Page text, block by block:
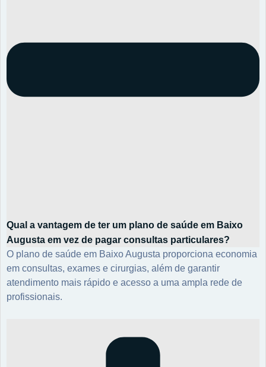
Qual a vantagem de ter um plano de saúde em Baixo
Augusta em vez de pagar consultas particulares?
O plano de saúde em Baixo Augusta proporciona economia
em consultas, exames e cirurgias, além de garantir
atendimento mais rápido e acesso a uma ampla rede de
profissionais.